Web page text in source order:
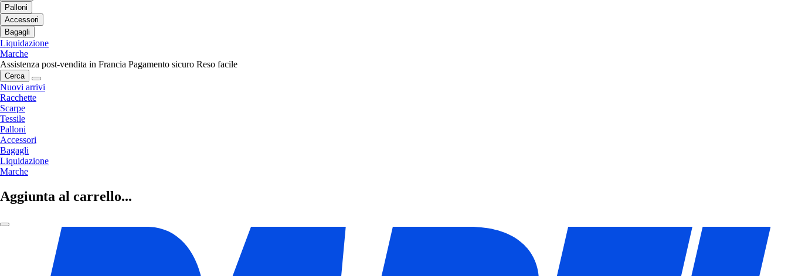
Palloni
Accessori
Bagagli
Liquidazione
Marche
Assistenza post-vendita in Francia Pagamento sicuro Reso facile
Cerca
Nuovi arrivi
Racchette
Scarpe
Tessile
Palloni
Accessori
Bagagli
Liquidazione
Marche
Aggiunta al carrello...